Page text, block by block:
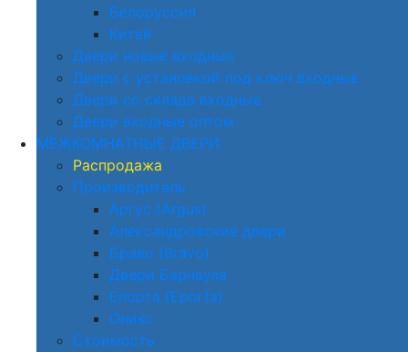
Белоруссия
Китай
Двери новые входные
Двери с установкой под ключ входные
Двери со склада входные
Двери входные оптом
МЕЖКОМНАТНЫЕ ДВЕРИ
Распродажа
Производитель
Аргус (Argus)
Александровские двери
Браво (Bravo)
Двери Барнаула
Епорта (Eporta)
Оникс
Стоимость